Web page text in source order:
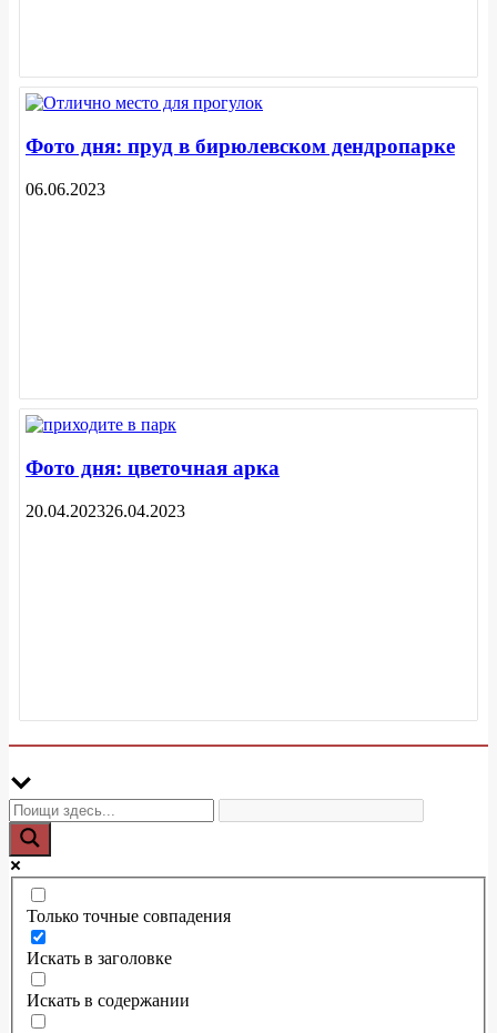
Фото дня: пруд в бирюлевском дендропарке
06.06.2023
Фото дня: цветочная арка
20.04.202326.04.2023
Только точные совпадения
Искать в заголовке
Искать в содержании